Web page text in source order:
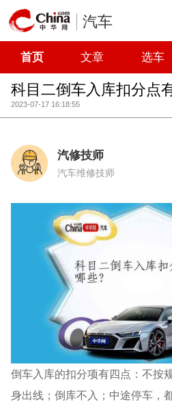
汽车
首页 文章 选车
科目二倒车入库扣分点
2023-07-17 16:18:55
汽修技师
汽车维修技师
倒车入库的扣分项有四点：不按
身出线；倒库不入；中途停车，